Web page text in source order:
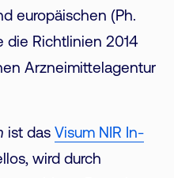
europäischen (Ph.
die Richtlinien 2014
Arzneimittelagentur
ist das Visum NIR In-
wird durch